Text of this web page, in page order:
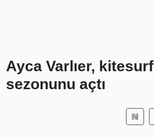
Ayca Varlıer, kitesurf
sezonunu açtı